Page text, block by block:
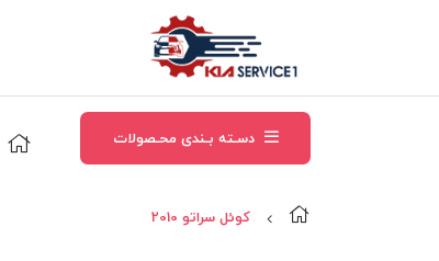
دسـته بـندی محـصولات
کوئل سراتو 2010